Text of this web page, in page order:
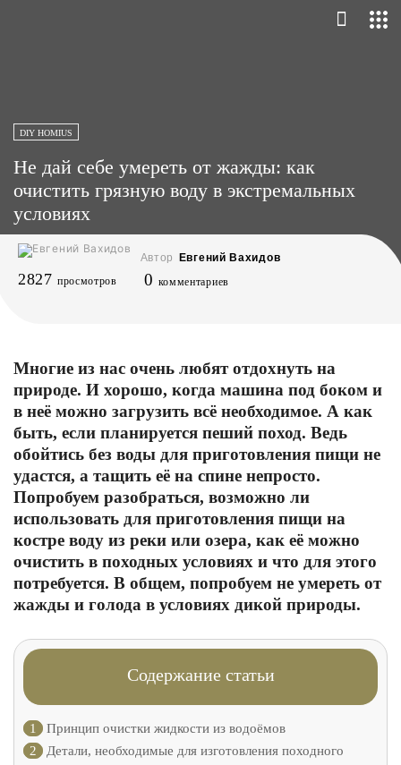
DIY HOMIUS
Не дай себе умереть от жажды: как
очистить грязную воду в экстремальных
условиях
Автор Евгений Вахидов
2827 просмотров 0 комментариев
Многие из нас очень любят отдохнуть на
природе. И хорошо, когда машина под боком и
в неё можно загрузить всё необходимое. А как
быть, если планируется пеший поход. Ведь
обойтись без воды для приготовления пищи не
удастся, а тащить её на спине непросто.
Попробуем разобраться, возможно ли
использовать для приготовления пищи на
костре воду из реки или озера, как её можно
очистить в походных условиях и что для этого
потребуется. В общем, попробуем не умереть от
жажды и голода в условиях дикой природы.
Содержание статьи
1
Принцип очистки жидкости из водоёмов
2
Детали, необходимые для изготовления походного